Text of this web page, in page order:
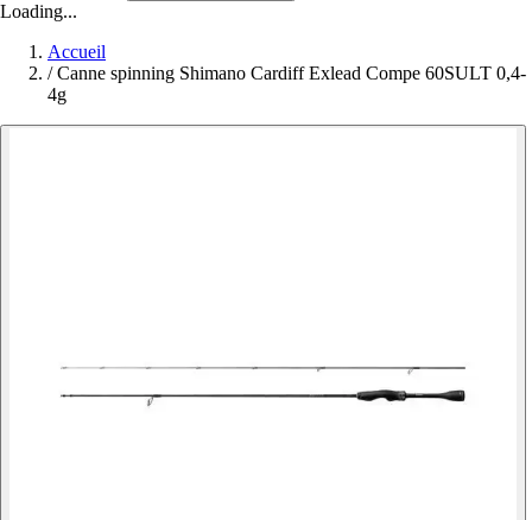
Loading...
Accueil
/ Canne spinning Shimano Cardiff Exlead Compe 60SULT 0,4-
4g